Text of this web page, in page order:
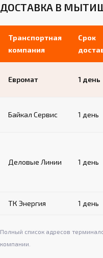
ДОСТАВКА В
Транспортная
компания
Срок
Евромат 1 день
Байкал Сервис 1 день
Деловые Линии 1 день
ТК Энергия 1 день
Полный список адресов
компании.